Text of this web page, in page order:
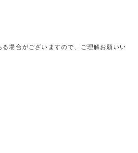
場合がございますので、ご理解お願いい